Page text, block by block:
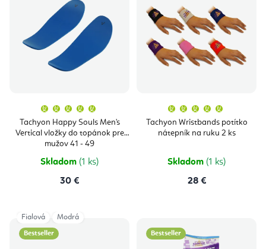
Tachyon Happy Souls Men's
Vertical vložky do topánok pre
mužov 41 - 49
produktu
je
5,0
Skladom (1 ks)
30 €
Tachyon Wristbands potítko
nátepník na ruku 2 ks
produktu
je
5,0
Skladom (1 ks)
28 €
Bestseller
Fialová Modrá
Bestseller